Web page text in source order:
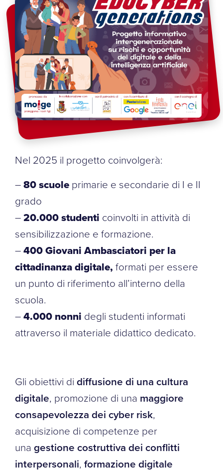
Nel 2025 il progetto coinvolgerà:
–80 scuole primarie e secondarie di I e II
grado
–20.000 studenti coinvolti in attività di
sensibilizzazione e formazione.
–400 Giovani Ambasciatori per la
cittadinanza digitale, formati per essere
un punto di riferimento all’interno della
scuola.
–4.000 nonni degli studenti informati
attraverso il materiale didattico dedicato.
Gli obiettivi di diffusione di una cultura
digitale, promozione di una maggiore
consapevolezza dei cyber risk,
acquisizione di competenze per
una gestione costruttiva dei conflitti
interpersonali, formazione digitale